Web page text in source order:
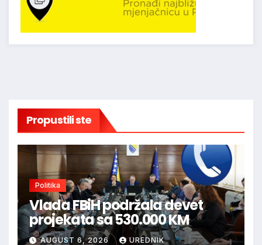
Propustili ste
Politika
Vlada FBiH podržala devet
projekata sa 530.000 KM
AUGUST 6, 2026 UREDNIK